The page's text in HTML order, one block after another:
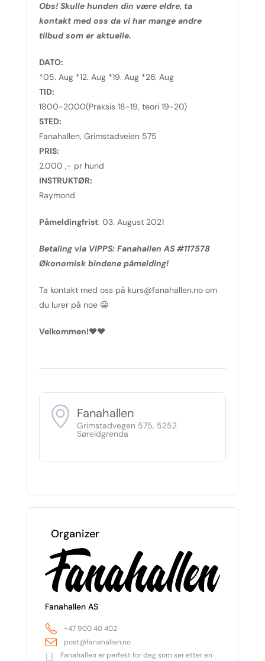
Obs! Skulle hunden din være eldre, ta
kontakt med oss da vi har mange andre
tilbud som er aktuelle.
DATO:
*05. Aug *12. Aug *19. Aug *26. Aug
TID:
1800-2000(Praksis 18-19, teori 19-20)
STED:
Fanahallen, Grimstadveien 575
PRIS:
2.000 ,- pr hund
INSTRUKTØR:
Raymond
Påmeldingfrist: 03. August 2021
Betaling via VIPPS: Fanahallen AS #117578
Økonomisk bindene påmelding!
Ta kontakt med oss på kurs@fanahallen.no om
du lurer på noe 😀
Velkommen!♥♥
Fanahallen
Grimstadvegen 575, 5252
Søreidgrenda
Organizer
Fanahallen AS
+47 900 40 402
post@fanahallen.no
Fanahallen er perfekt for deg som ser etter en